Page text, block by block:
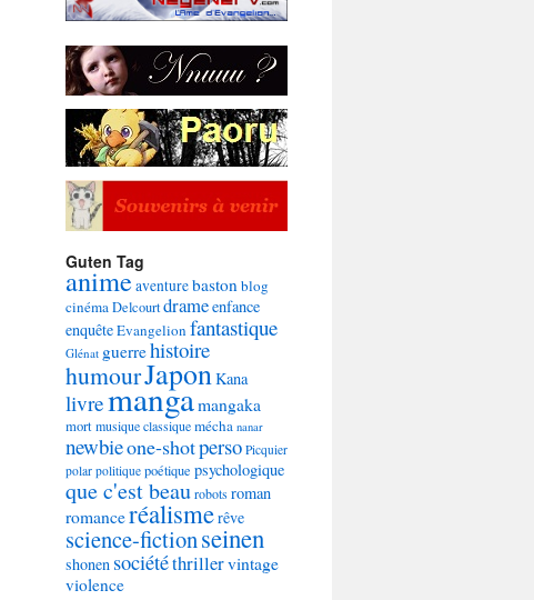
Guten Tag
animeaventurebaston blog
cinémaDelcourtdrameenfance
enquêteEvangelion fantastique
Glénat guerrehistoire
humourJapon Kana
livremangamangaka
mortmusique classiquemécha nanar
newbieone-shotperso Picquier
polar politique poétique psychologique
que c'est beaurobotsroman
romanceréalismerêve
science-fictionseinen
shonen sociététhrillervintage
violence